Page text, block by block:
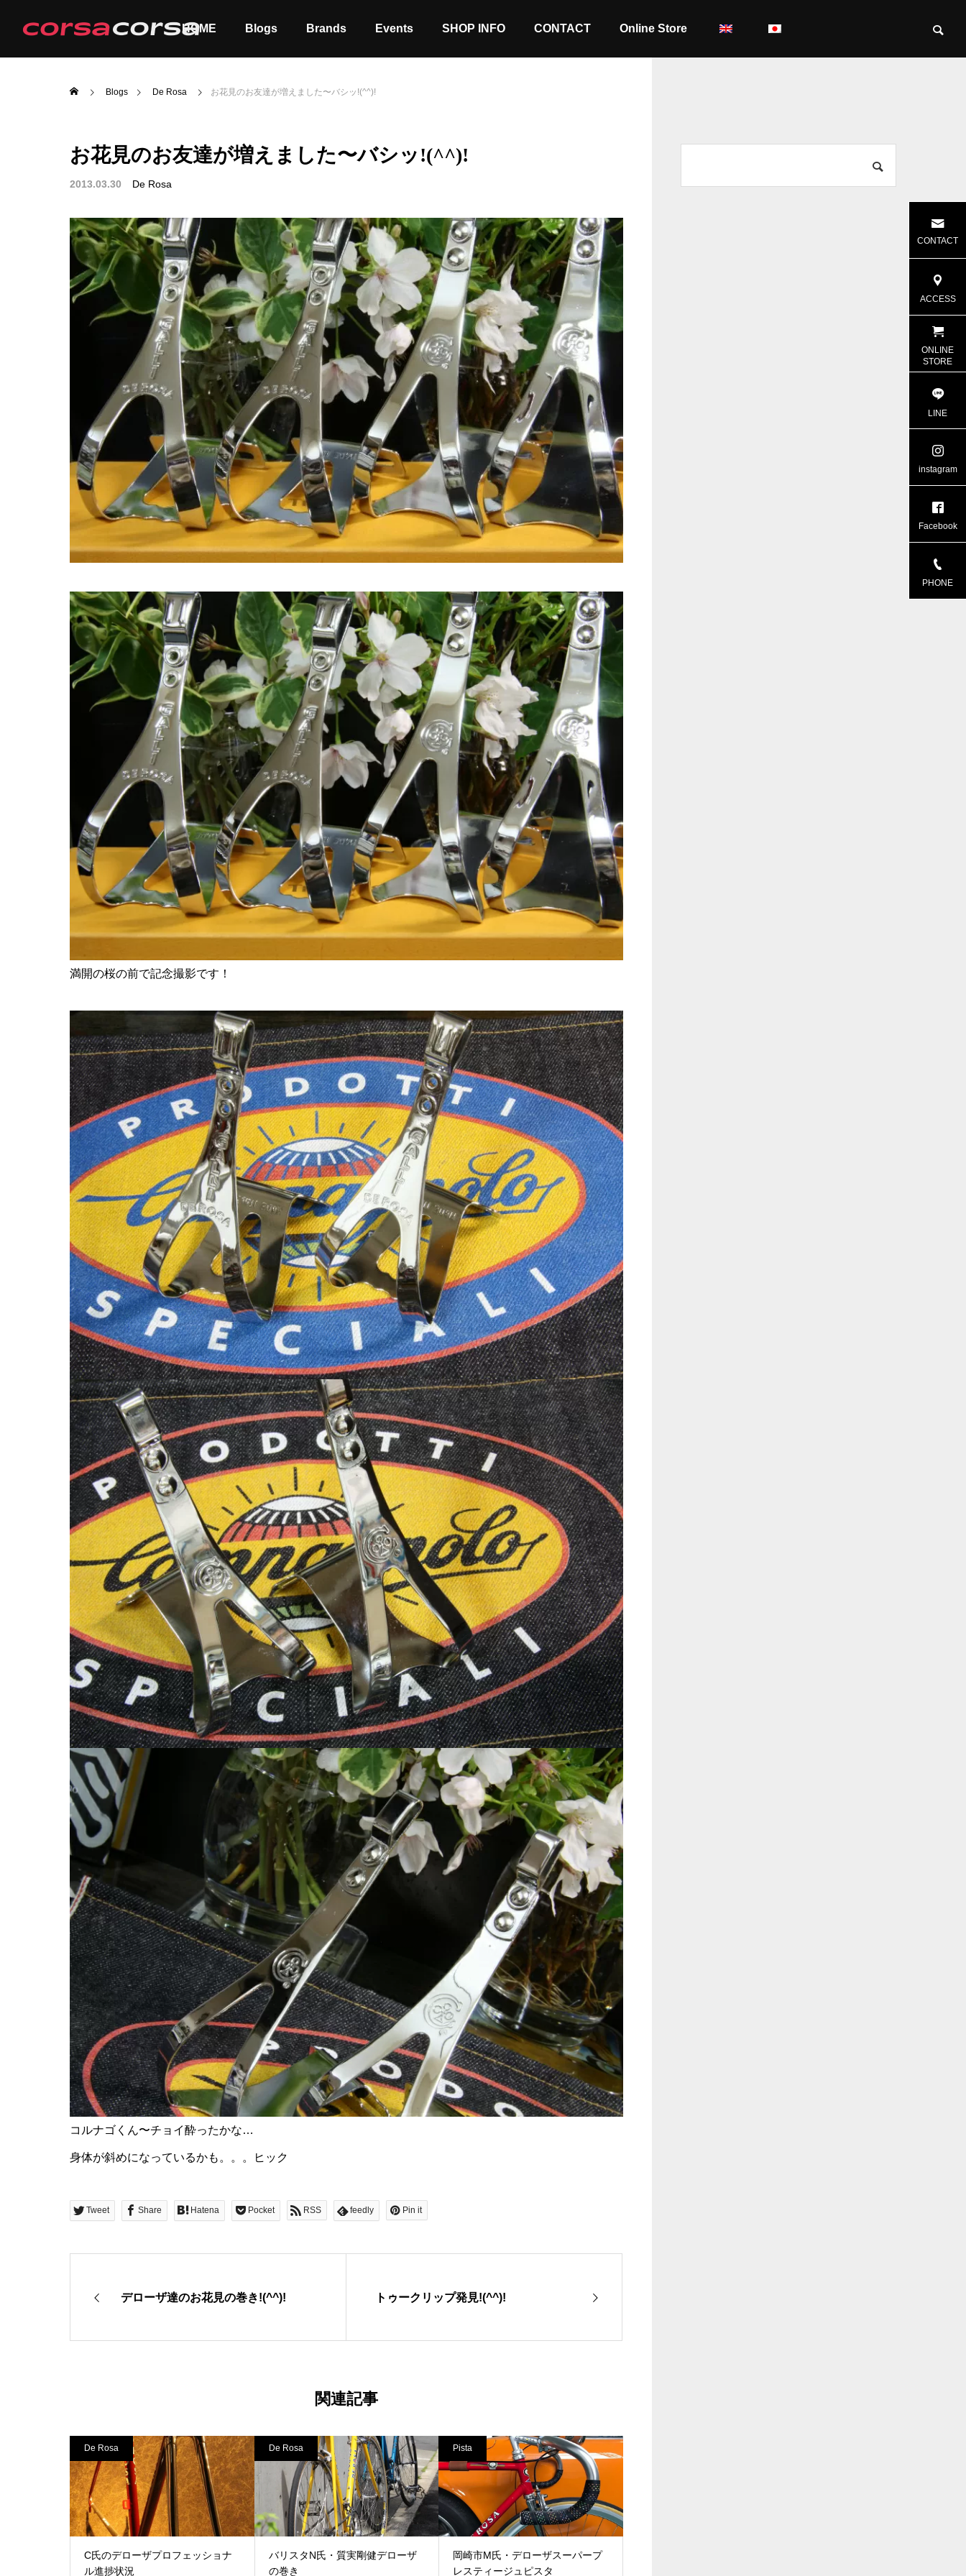
HOME Blogs Brands Events SHOP INFO CONTACT Online Store
ALL
Blogs De Rosa お花見のお友達が増えました〜バシッ!(^^)!
お花見のお友達が増えました〜バシッ!(^^)!
2013.03.30 De Rosa
満開の桜の前で記念撮影です！
コルナゴくん〜チョイ酔ったかな…
身体が斜めになっているかも。。。ヒック
Tweet Share Hatena Pocket RSS feedly Pin it
デローザ達のお花見の巻き!(^^)! トゥークリップ発見!(^^)!
関連記事
De Rosa
C氏のデローザプロフェッショナ
ル進捗状況
De Rosa
バリスタN氏・質実剛健デローザ
の巻き
Pista
岡崎市M氏・デローザスーパープ
レスティージュピスタ
CONTACT
ACCESS
ONLINE
STORE
LINE
instagram
Facebook
PHONE